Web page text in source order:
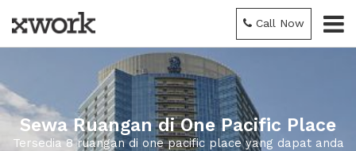
Call Now
Sewa Ruangan di One Pacific Place
Tersedia 8 ruangan di one pacific place yang dapat anda